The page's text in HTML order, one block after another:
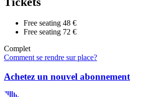
Free seating 48 €
Free seating 72 €
Complet
Comment se rendre sur place?
Achetez un nouvel abonnement